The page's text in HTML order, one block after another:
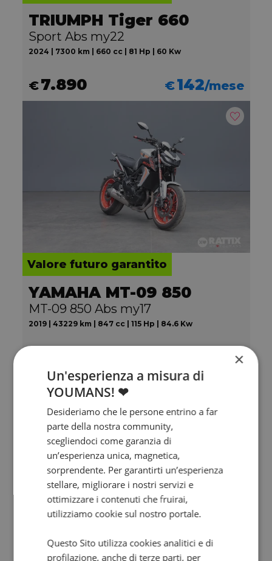
TRIUMPH Tiger 660
Sport Abs my22
2024 | 7300 km | 660 cc | 81 Hp | 60 Kw
€7.890 €142/mese
Valore futuro garantito
YAMAHA MT-09 850
MT-09 850 Abs my17
2019 | 43229 km | 847 cc | 115 Hp | 84.6 Kw
/mese
Promo
×
Un'esperienza a misura di
YOUMANS! ❤
Desideriamo che le persone entrino a far
parte della nostra community,
scegliendoci come garanzia di
un’esperienza unica, magnetica,
sorprendente. Per garantirti un’esperienza
stellare, migliorare i nostri servizi e
ottimizzare i contenuti che fruirai,
utilizziamo cookie sul nostro portale.
Questo Sito utilizza cookies analitici e di
profilazione, anche di terze parti, per